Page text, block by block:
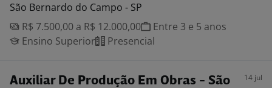
São Bernardo do Campo - SP
R$ 7.500,00 a R$ 12.000,00
Entre 3 e 5 anos
Ensino Superior
Presencial
Auxiliar De Produção Em Obras - São
14 jul